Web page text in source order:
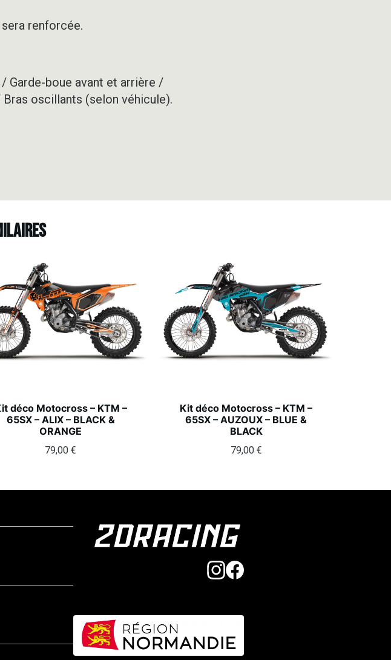
2DR3
renforcée.
Garde-boue avant et arrière /
oscillants (selon véhicule).
déco Motocross – KTM –
65SX – ALIX – BLACK &
ORANGE
79,00€
Kit déco Motocross – KTM –
65SX – AUZOUX – BLUE &
BLACK
79,00 €